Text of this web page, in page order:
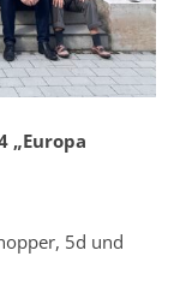
„Europa
5d und